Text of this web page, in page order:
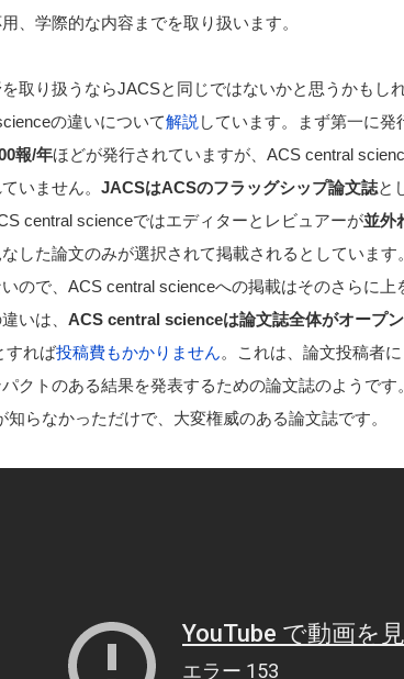
、学際的な内容までを取り扱います。
取り扱うならJACSと同じではないかと思うかもし
の違いについて解説 しています。まず第一に発
報/年ほどが発行されていますが、ACS central
いません。 JACSはACSのフラッグシップ論文誌と
central scienceではエディターとレビュアーが並外
した論文のみが選択されて掲載されるとしていま
ので、ACS central scienceへの掲載はそのさらに
いは、 ACS central scienceは論文誌全体がオープ
すれば投稿費もかかりません。これは、論文投稿者
クトのある結果を発表するための論文誌のようで
知らなかっただけで、大変権威のある論文誌です。